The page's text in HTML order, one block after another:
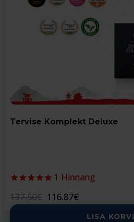
Tervise Komplekt Deluxe
1 Hinnang
137.50€ Algne
hind
116.87€
price
LISA KORVI